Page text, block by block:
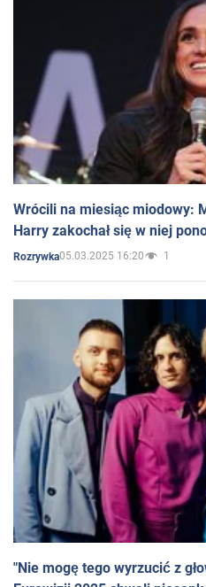
Wrócili na miesiąc miodowy:
Harry zakochał się w niej
Rozrywka05.03.2025 16:20 1
"Nie mogę tego wyrzucić z